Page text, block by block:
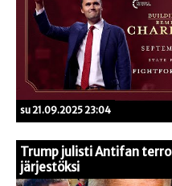
su 21.09.2025 23:04
Trump julisti Antifan
järjestöksi